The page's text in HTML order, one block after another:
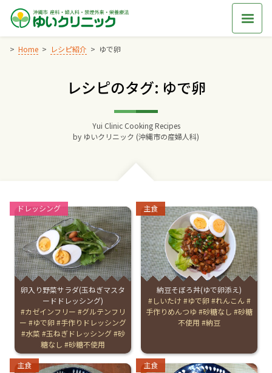
Skip
content
Home レシピ紹介 ゆで卵
レシピのタグ: ゆで卵
Yui Clinic Cooking Recipes
by ゆいクリニック (沖縄市の産婦人科)
Categories:
ドレッシング
卵入り野菜サラダ(玉ねぎマスタ
ードドレッシング)
Tags:
カゼインフリー
グルテンフリ
ー
ゆで卵
手作りドレッシング
水菜
玉ねぎドレッシング 砂
糖なし
砂糖不使用
Categories:
主食
納豆そぼろ丼(ゆで卵添え)
Tags:
しいたけ ゆで卵
れんこん
手作りめんつゆ
砂糖なし
砂糖
不使用
納豆
Categories:
主食 Categories:
主食
Home
交通アクセス
診療料金
妊婦健診
お産について
親と子の結びつき支援
母乳育児